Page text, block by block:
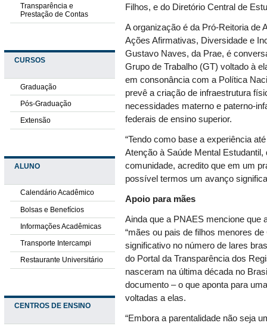
Transparência e
Prestação de Contas
CURSOS
Graduação
Pós-Graduação
Extensão
ALUNO
Calendário Acadêmico
Bolsas e Benefícios
Informações Acadêmicas
Transporte Intercampi
Restaurante Universitário
CENTROS DE ENSINO
Filhos, e do Diretório Central de
A organização é da Pró-Reitoria de
Ações Afirmativas, Diversidade e
Gustavo Naves, da Prae, é
Grupo de Trabalho (GT) voltado à
em consonância com a Política
prevê a criação de infraestrutura
necessidades materno e paterno-
federais de ensino superior.
“Tendo como base a experiência
Atenção à Saúde Mental
comunidade, acredito que em um
possível termos um avanço
Apoio para mães
Ainda que a PNAES mencione que
“mães ou pais de filhos menores
significativo no número de lares
do Portal da Transparência dos
nasceram na última década no
documento – o que aponta para
voltadas a elas.
“Embora a parentalidade não seja